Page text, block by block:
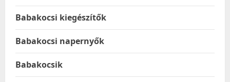
Babakocsi kiegészítők
Babakocsi napernyők
Babakocsik